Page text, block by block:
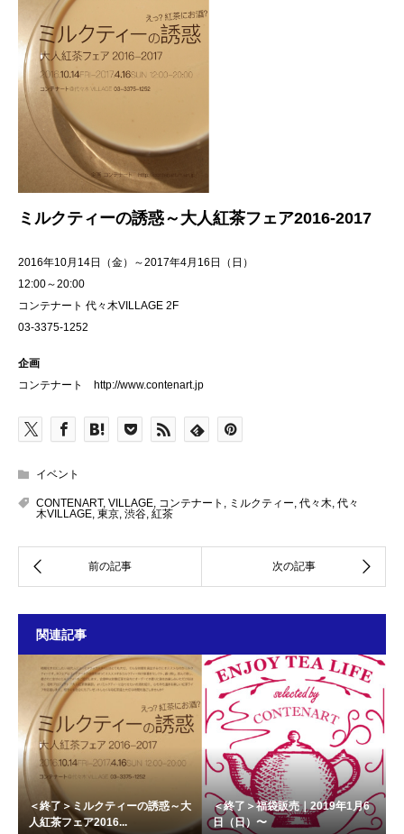
ミルクティーの誘惑～大人紅茶フェア2016-2017
2016年10月14日（金）～2017年4月16日（日）
12:00～20:00
コンテナート 代々木VILLAGE 2F
03-3375-1252
企画
コンテナート http://www.contenart.jp
イベント
CONTENART, VILLAGE, コンテナート , ミルクティー, 代々木, 代々
木VILLAGE, 東京, 渋谷, 紅茶
関連記事
＜終了＞ミルクティーの誘惑～大
人紅茶フェア2016...
＜終了＞福袋販売｜2019年1月6
日（日）〜